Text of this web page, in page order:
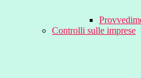
Controlli sulle imprese